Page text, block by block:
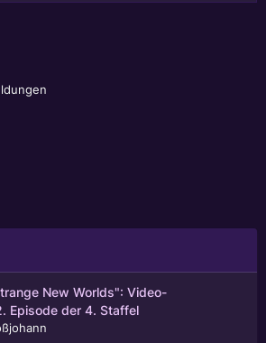
New Worlds": Video-
Episode der 4. Staffel